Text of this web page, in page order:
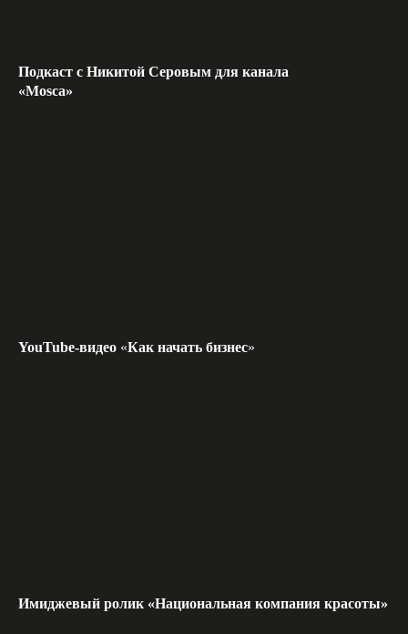
Подкаст c Никитой Серовым для канала
«‎Mosca»
YouTube-видео «Как начать бизнес»
Имиджевый ролик «Национальная компания красоты»